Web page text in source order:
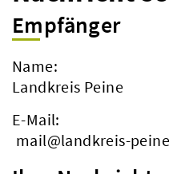
Empfänger
Name:
Landkreis Peine
E-Mail:
mail@landkreis-